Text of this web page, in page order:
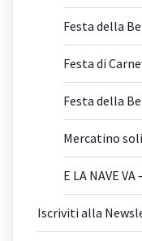
Festa della
Festa di
Festa della
Mercatino
E LA NAVE
Iscriviti alla